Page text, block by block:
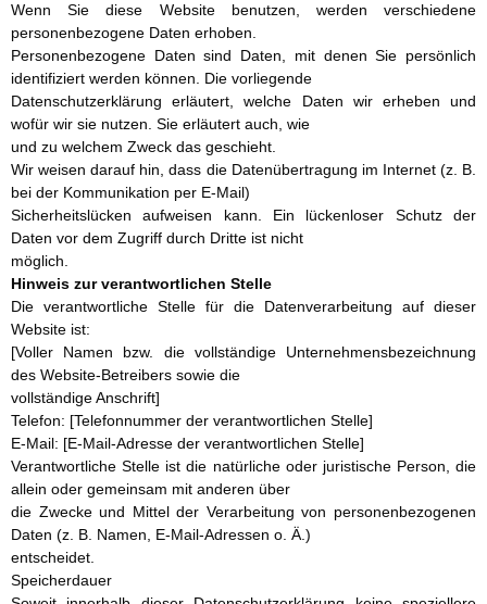
Wenn Sie diese Website benutzen, werden verschiedene
personenbezogene Daten erhoben.
Personenbezogene Daten sind Daten, mit denen Sie persönlich
identifiziert werden können. Die vorliegende
Datenschutzerklärung erläutert, welche Daten wir erheben und
wofür wir sie nutzen. Sie erläutert auch, wie
und zu welchem Zweck das geschieht.
Wir weisen darauf hin, dass die Datenübertragung im Internet (z. B.
bei der Kommunikation per E-Mail)
Sicherheitslücken aufweisen kann. Ein lückenloser Schutz der
Daten vor dem Zugriff durch Dritte ist nicht
möglich.
Hinweis zur verantwortlichen Stelle
Die verantwortliche Stelle für die Datenverarbeitung auf dieser
Website ist:
[Voller Namen bzw. die vollständige Unternehmensbezeichnung
des Website-Betreibers sowie die
vollständige Anschrift]
Telefon: [Telefonnummer der verantwortlichen Stelle]
E-Mail: [E-Mail-Adresse der verantwortlichen Stelle]
Verantwortliche Stelle ist die natürliche oder juristische Person, die
allein oder gemeinsam mit anderen über
die Zwecke und Mittel der Verarbeitung von personenbezogenen
Daten (z. B. Namen, E-Mail-Adressen o. Ä.)
entscheidet.
Speicherdauer